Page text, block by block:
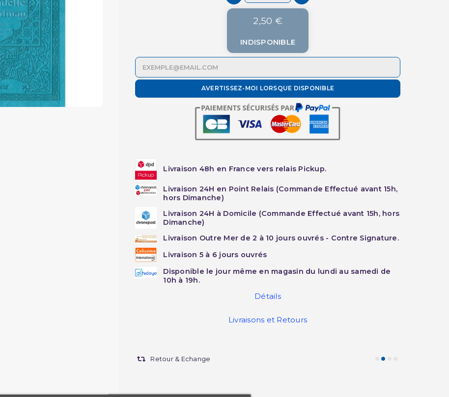
2,50 €
INDISPONIBLE
AVERTISSEZ-MOI LORSQUE DISPONIBLE
Livraison 48h en France vers relais Pickup.
Livraison 24H en Point Relais (Commande Effectué avant 15h,
hors Dimanche)
Livraison 24H à Domicile (Commande Effectué avant 15h, hors
Dimanche)
Livraison Outre Mer de 2 à 10 jours ouvrés - Contre Signature.
Livraison 5 à 6 jours ouvrés
Disponible le jour même en magasin du lundi au samedi de
10h à 19h.
Détails
Livraisons et Retours
Retour & Echange